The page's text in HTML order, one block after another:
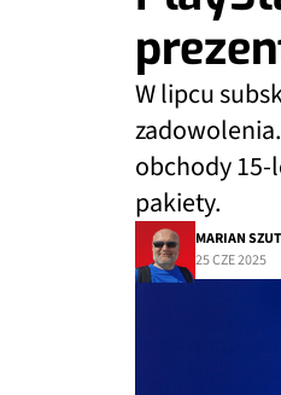
W lipcu
obchody 15-
pakiety.
MARIAN
25 CZE 2025